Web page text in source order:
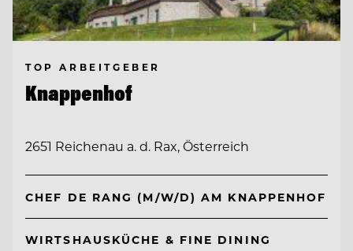
TOP ARBEITGEBER
Knappenhof
2651 Reichenau a. d. Rax, Österreich
CHEF DE RANG (M/W/D) AM KNAPPENHOF
WIRTSHAUSKÜCHE & FINE DINING